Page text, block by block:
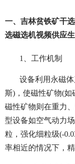
一、吉林贫铁矿干
选磁选机视频供应
1、工作机制
设备利用永磁体
斯)，使磁性矿物(
磁性矿物则在重力
型设备如空气动力
粒，强化细粒级(-
率相近的情况下，